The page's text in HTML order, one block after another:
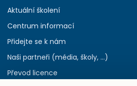
Aktuální školení
Centrum informací
Přidejte se k nám
Naši partneři (média, školy, ...)
Převod licence